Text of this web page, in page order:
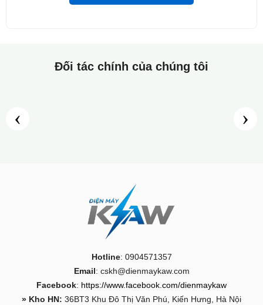
Đối tác chính của chúng tôi
‹ ›
Hotline: 0904571357
Email: cskh@dienmaykaw.com
Facebook: https://www.facebook.com/dienmaykaw
» Kho HN: 36BT3 Khu Đô Thị Văn Phú, Kiến Hưng, Hà Nội